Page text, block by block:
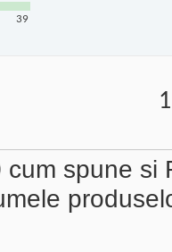
39
cum spune si